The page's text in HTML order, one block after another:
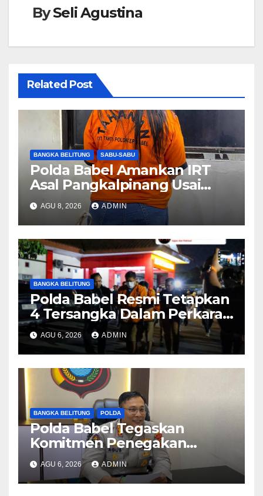
BySeli Agustina
Related Post
BANGKA BELITUNG SABU-SABU
Polda Babel Amankan IRT
Asal Pangkalpinang Usai
Kedapatan Miliki Sabu
AGU 8, 2026 ADMIN
BANGKA BELITUNG
Polda Babel Resmi Tetapkan
4 Tersangka Dalam Perkara
52,5 Ton Pasir Timah Ilegal Di
Belitung
AGU 6, 2026 ADMIN
BANGKA BELITUNG POLDA
Polda Babel Tegaskan
Komitmen Penegakan
Hukum Terkait Perkara 53
Ton Pasir Timah Ilegal di
Belitung
AGU 6, 2026 ADMIN